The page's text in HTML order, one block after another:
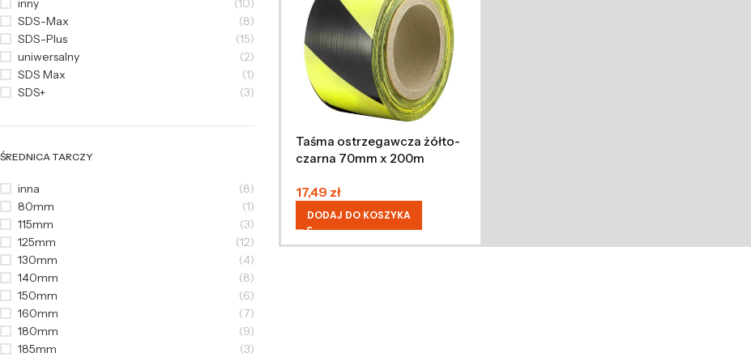
inny
(10)
SDS-Max
(8)
SDS-Plus
(15)
uniwersalny
(2)
SDS Max
(1)
SDS+
(3)
ŚREDNICA TARCZY
inna
(8)
80mm
(1)
115mm
(3)
125mm
(12)
130mm
(4)
140mm
(8)
150mm
(6)
160mm
(7)
180mm
(9)
185mm
(3)
Taśma ostrzegawcza żółto-
czarna 70mm x 200m
17,49 zł
DODAJ DO KOSZYKA